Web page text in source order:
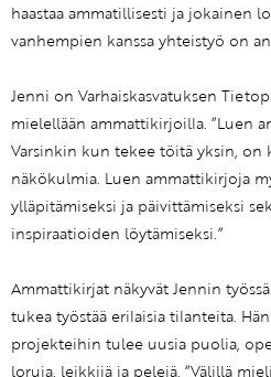
haastaa ammatillisesti ja jokainen
vanhempien kanssa yhteistyö on
Jenni on Varhaiskasvatuksen
mielellään ammattikirjoilla. ”Luen
Varsinkin kun tekee töitä yksin, on
näkökulmia. Luen ammattikirjoja
ylläpitämiseksi ja päivittämiseksi
inspiraatioiden löytämiseksi.”
Ammattikirjat näkyvät Jennin
tukea työstää erilaisia tilanteita.
projekteihin tulee uusia puolia,
loruja, leikkijä ja pelejä. ”Välillä